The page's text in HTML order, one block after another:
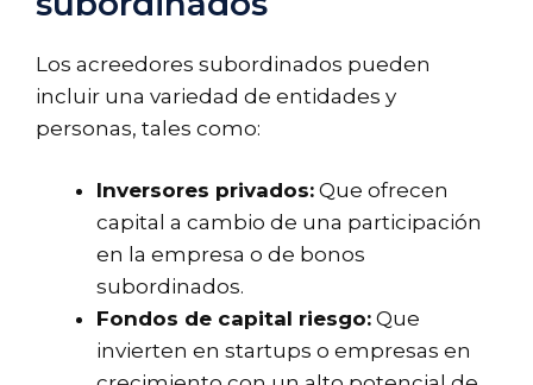
Los acreedores subordinados pueden
incluir una variedad de entidades y
personas, tales como:
Inversores privados: Que ofrecen
capital a cambio de una participación
en la empresa o de bonos
subordinados.
Fondos de capital riesgo: Que
invierten en startups o empresas en